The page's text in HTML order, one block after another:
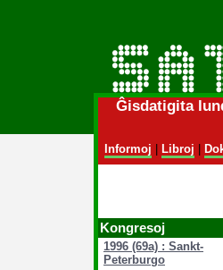
Ĝisdatigita
Informoj Libroj
Kongresoj
1996 (69a) : Sankt-
Peterburgo